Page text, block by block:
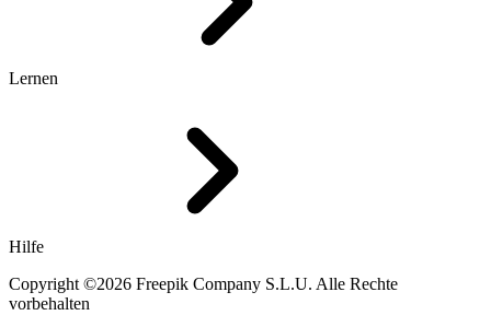
Lernen
Hilfe
Copyright ©2026 Freepik Company S.L.U. Alle Rechte
vorbehalten